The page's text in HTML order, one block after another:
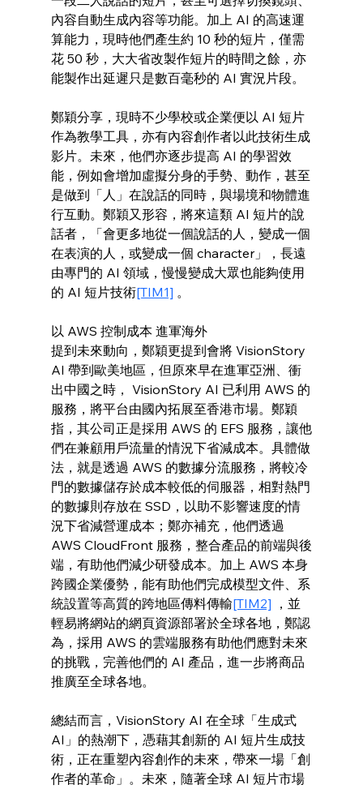
內容自動生成內容等功能。加上 AI 的高速運
算能力，現時他們產生約 10 秒的短片，僅需
花 50 秒，大大省改製作短片的時間之餘，亦
能製作出延遲只是數百毫秒的 AI 實況片段。
鄭穎分享，現時不少學校或企業便以 AI 短片
作為教學工具，亦有內容創作者以此技術生成
影片。未來，他們亦逐步提高 AI 的學習效
能，例如會增加虛擬分身的手勢、動作，甚至
是做到「人」在說話的同時，與場境和物體進
行互動。鄭穎又形容，將來這類 AI 短片的說
話者，「會更多地從一個說話的人，變成一個
在表演的人，或變成一個 character」，長遠
由專門的 AI 領域，慢慢變成大眾也能夠使用
的 AI 短片技術[TIM1] 。
以 AWS 控制成本 進軍海外
提到未來動向，鄭穎更提到會將 VisionStory
AI 帶到歐美地區，但原來早在進軍亞洲、衝
出中國之時， VisionStory AI 已利用 AWS 的
服務，將平台由國內拓展至香港市場。鄭穎
指，其公司正是採用 AWS 的 EFS 服務，讓他
們在兼顧用戶流量的情況下省減成本。具體做
法，就是透過 AWS 的數據分流服務，將較冷
門的數據儲存於成本較低的伺服器，相對熱門
的數據則存放在 SSD，以助不影響速度的情
況下省減營運成本；鄭亦補充，他們透過
AWS CloudFront 服務，整合產品的前端與後
端，有助他們減少研發成本。加上 AWS 本身
跨國企業優勢，能有助他們完成模型文件、系
統設置等高質的跨地區傳料傳輸[TIM2] ，並
輕易將網站的網頁資源部署於全球各地，鄭認
為，採用 AWS 的雲端服務有助他們應對未來
的挑戰，完善他們的 AI 產品，進一步將商品
推廣至全球各地。
總結而言，VisionStory AI 在全球「生成式
AI」的熱潮下，憑藉其創新的 AI 短片生成技
術，正在重塑內容創作的未來，帶來一場「創
作者的革命」。未來，隨著全球 AI 短片市場